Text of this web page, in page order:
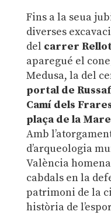
Fins a la seua
diverses
del carrer
aparegué el
Medusa, la del
portal de
Camí dels
plaça de la
Amb
d’arqueologia
València
cabdals en la
patrimoni de la
història de